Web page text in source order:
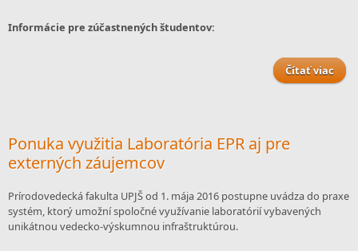
Informácie pre zúčastnených študentov:
Čítať viac
Ponuka využitia Laboratória EPR aj pre
externých záujemcov
Prírodovedecká fakulta UPJŠ od 1. mája 2016 postupne uvádza do praxe
systém, ktorý umožní spoločné využívanie laboratórií vybavených
unikátnou vedecko-výskumnou infraštruktúrou.